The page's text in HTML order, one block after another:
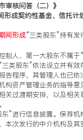
审核问答（二）》
形成契约性基金、信托
间形成“三类股东”持有
制人、第一大股东不属于
三类股东”依法设立并有
告程序，其管理人也已依
构资产管理业务的指导
关过渡期安排，以及相
东”进行信息披露。保荐
本次发行的中介机构及